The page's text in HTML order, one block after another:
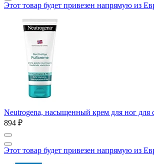
Этот товар будет привезен напрямую из
Neutrogena, насыщенный крем для ног для
894 ₽
Этот товар будет привезен напрямую из